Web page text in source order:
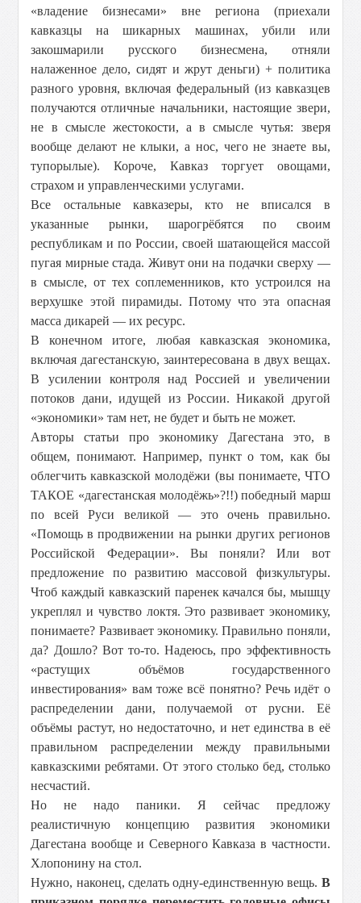
«владение бизнесами» вне региона (приехали
кавказцы на шикарных машинах, убили или
закошмарили русского бизнесмена, отняли
налаженное дело, сидят и жрут деньги) + политика
разного уровня, включая федеральный (из кавказцев
получаются отличные начальники, настоящие звери,
не в смысле жестокости, а в смысле чутья: зверя
вообще делают не клыки, а нос, чего не знаете вы,
тупорылые). Короче, Кавказ торгует овощами,
страхом и управленческими услугами.
Все остальные кавказеры, кто не вписался в
указанные рынки, шарогрёбятся по своим
республикам и по России, своей шатающейся массой
пугая мирные стада. Живут они на подачки сверху —
в смысле, от тех соплеменников, кто устроился на
верхушке этой пирамиды. Потому что эта опасная
масса дикарей — их ресурс.
В конечном итоге, любая кавказская экономика,
включая дагестанскую, заинтересована в двух вещах.
В усилении контроля над Россией и увеличении
потоков дани, идущей из России. Никакой другой
«экономики» там нет, не будет и быть не может.
Авторы статьи про экономику Дагестана это, в
общем, понимают. Например, пункт о том, как бы
облегчить кавказской молодёжи (вы понимаете, ЧТО
ТАКОЕ «дагестанская молодёжь»?!!) победный марш
по всей Руси великой — это очень правильно.
«Помощь в продвижении на рынки других регионов
Российской Федерации». Вы поняли? Или вот
предложение по развитию массовой физкультуры.
Чтоб каждый кавказский паренек качался бы, мышцу
укреплял и чувство локтя. Это развивает экономику,
понимаете? Развивает экономику. Правильно поняли,
да? Дошло? Вот то-то. Надеюсь, про эффективность
«растущих объёмов государственного
инвестирования» вам тоже всё понятно? Речь идёт о
распределении дани, получаемой от русни. Её
объёмы растут, но недостаточно, и нет единства в её
правильном распределении между правильными
кавказскими ребятами. От этого столько бед, столько
несчастий.
Но не надо паники. Я сейчас предложу
реалистичную концепцию развития экономики
Дагестана вообще и Северного Кавказа в частности.
Хлопонину на стол.
Нужно, наконец, сделать одну-единственную вещь. В